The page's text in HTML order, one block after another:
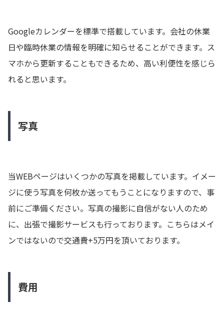
Googleカレンダーを標準で搭載しています。会社の休業
日や臨時休業の情報を明確に知らせることができます。ス
マホから更新することもできるため、高い利便性を感じら
れると思います。
写真
当WEBページはいくつかの写真を掲載しています。イメー
ジに使う写真を何枚か送ってもうことになりますので、事
前にご準備ください。写真の撮影に自信がない人のため
に、出張で撮影サービスも行っております。こちらはメイ
ンではないので交通費+5万円を頂いております。
費用